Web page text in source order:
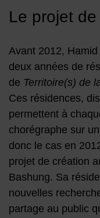
Le projet
Avant 2012,
deux années de
de Territoire(s) de
Ces résidences,
permettent à
chorégraphe sur
donc le cas en
projet de création
Bashung. Sa
nouvelles
partage au public